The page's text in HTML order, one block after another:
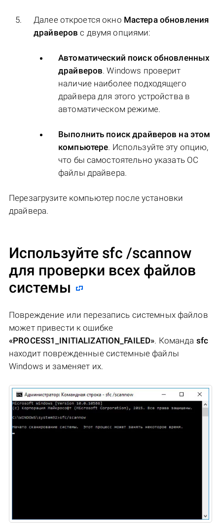
Далее откроется окно Мастера обновления
драйверов с двумя опциями:
Автоматический поиск обновленных
драйверов. Windows проверит
наличие наиболее подходящего
драйвера для этого устройства в
автоматическом режиме.
Выполнить поиск драйверов на этом
компьютере. Используйте эту опцию,
что бы самостоятельно указать ОС
файлы драйвера.
Перезагрузите компьютер после установки
драйвера.
Используйте sfc /scannow
для проверки всех файлов
системы
Повреждение или перезапись системных файлов
может привести к ошибке
«PROCESS1_INITIALIZATION_FAILED». Команда sfc
находит поврежденные системные файлы
Windows и заменяет их.